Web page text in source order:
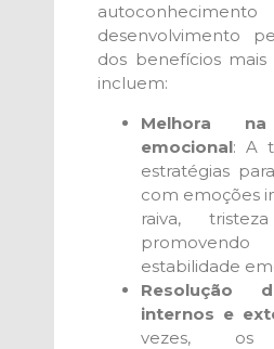
desenvolvimento
dos benefícios mais
incluem:
Melhora
emocional: A
estratégias
com emoções
raiva,
estabilidade
Resolução
internos e
vezes, os